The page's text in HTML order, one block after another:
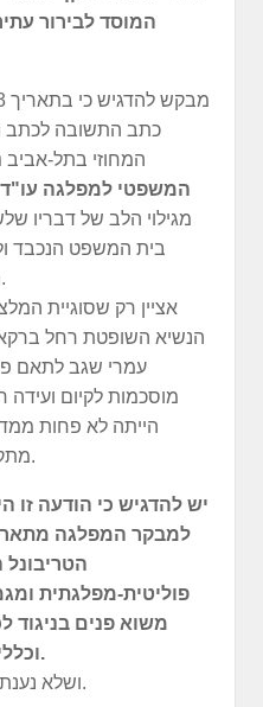
כתב התשובה לכתב
המחוזי בתל-אביב
המשפטי למפלגה
מגילוי הלב של דבריו
בית המשפט הנכבד
מפתיעים ומדהימים בו זמנית.
אציין רק שסוגיית
הנשיא השופטת רחל
עמרי שגב לתאם
מוסכמות לקיום
הייתה לא פחות
מתקשה/בקושי יכול להיפגש עמך.
פוליטית-מפלגתית
משוא פנים בניגוד
וכללי השפיטה הבסיסיים ביותר.
ושלא נענתה עד כה (לא שציפתי אחרת).